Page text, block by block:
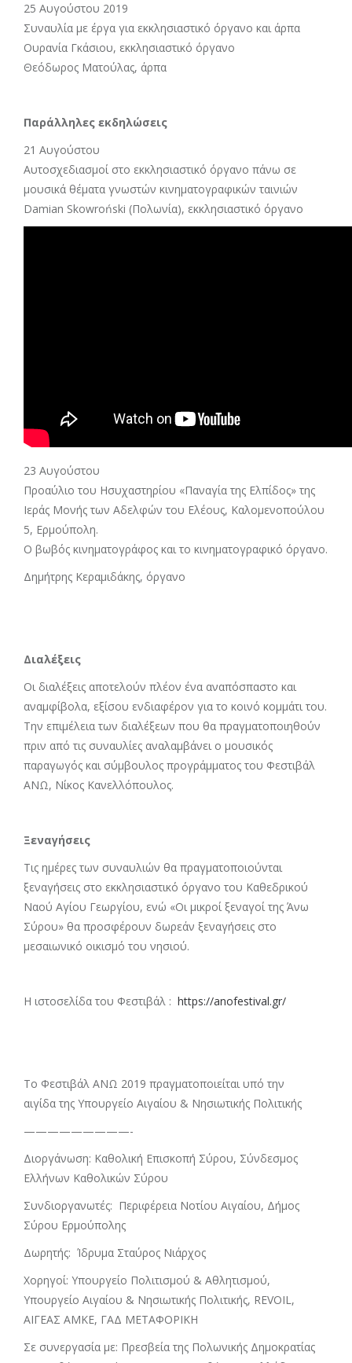
25 Αυγούστου 2019
Συναυλία με έργα για εκκλησιαστικό όργανο και άρπα
Ουρανία Γκάσιου, εκκλησιαστικό όργανο
Θεόδωρος Ματούλας, άρπα
Παράλληλες εκδηλώσεις
21 Αυγούστου
Αυτοσχεδιασμοί στο εκκλησιαστικό όργανο πάνω σε
μουσικά θέματα γνωστών κινηματογραφικών ταινιών
Damian Skowroński (Πολωνία), εκκλησιαστικό όργανο
23 Αυγούστου
Προαύλιο του Ησυχαστηρίου «Παναγία της Ελπίδος» της
Ιεράς Μονής των Αδελφών του Ελέους, Καλομενοπούλου
5, Ερμούπολη.
Ο βωβός κινηματογράφος και το κινηματογραφικό όργανο.
Δημήτρης Κεραμιδάκης, όργανο
Διαλέξεις
Οι διαλέξεις αποτελούν πλέον ένα αναπόσπαστο και
αναμφίβολα, εξίσου ενδιαφέρον για το κοινό κομμάτι του.
Την επιμέλεια των διαλέξεων που θα πραγματοποιηθούν
πριν από τις συναυλίες αναλαμβάνει ο μουσικός
παραγωγός και σύμβουλος προγράμματος του Φεστιβάλ
ΑΝΩ, Νίκος Κανελλόπουλος.
Ξεναγήσεις
Τις ημέρες των συναυλιών θα πραγματοποιούνται
ξεναγήσεις στο εκκλησιαστικό όργανο του Καθεδρικού
Ναού Αγίου Γεωργίου, ενώ «Οι μικροί ξεναγοί της Άνω
Σύρου» θα προσφέρουν δωρεάν ξεναγήσεις στο
μεσαιωνικό οικισμό του νησιού.
Η ιστοσελίδα του Φεστιβάλ : https://anofestival.gr/
Το Φεστιβάλ ΑΝΩ 2019 πραγματοποιείται υπό την
αιγίδα της Υπουργείο Αιγαίου & Νησιωτικής Πολιτικής
—————————-
Διοργάνωση: Καθολική Επισκοπή Σύρου, Σύνδεσμος
Ελλήνων Καθολικών Σύρου
Συνδιοργανωτές: Περιφέρεια Νοτίου Αιγαίου, Δήμος
Σύρου Ερμούπολης
Δωρητής: Ίδρυμα Σταύρος Νιάρχος
Χορηγοί: Υπουργείο Πολιτισμού & Αθλητισμού,
Υπουργείο Αιγαίου & Νησιωτικής Πολιτικής, REVOIL,
ΑΙΓΕΑΣ ΑΜΚΕ, ΓΑΔ ΜΕΤΑΦΟΡΙΚΗ
Σε συνεργασία με: Πρεσβεία της Πολωνικής Δημοκρατίας